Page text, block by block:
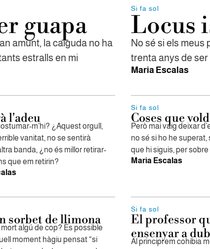
guapa
amunt, la caiguda no ha
estralls en mi
Si fa sol
Locus
No sé si els
trenta anys de ser
Maria Escalas
l'adeu
m’hi? ¿Aquest orgull,
vanitat, no se sentirà
banda, ¿no és millor retirar-
que em retirin?
Si fa sol
Coses que
Però mai vaig deixar
no sé si ho he superat,
que hi siguis, per
Maria Escalas
sorbet de llimona
algú de cop? És possible
moment hàgiu pensat “si
Si fa sol
El professor
ensenyar a
Al principi em cohibia